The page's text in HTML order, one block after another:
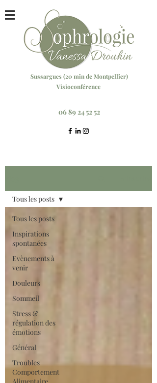
Sussargues (20 minde Montpellier)
Visioconférence
06 89 24 52 52
Tous les posts
Inspirations
spontanées
Evènements à
venir
Douleurs
Sommeil
Stress &
régulation des
émotions
Général
Troubles
Comportement
Tous les posts